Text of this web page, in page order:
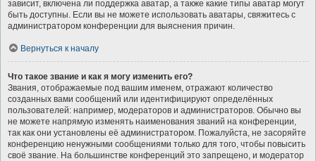
зависит, включена ли поддержка аватар, а также какие типы аватар могут
быть доступны. Если вы не можете использовать аватары, свяжитесь с
администратором конференции для выяснения причин.
Вернуться к началу
Что такое звание и как я могу изменить его?
Звания, отображаемые под вашим именем, отражают количество
созданных вами сообщений или идентифицируют определённых
пользователей: например, модераторов и администраторов. Обычно вы
не можете напрямую изменять наименования званий на конференции,
так как они установлены её администратором. Пожалуйста, не засоряйте
конференцию ненужными сообщениями только для того, чтобы повысить
своё звание. На большинстве конференций это запрещено, и модератор